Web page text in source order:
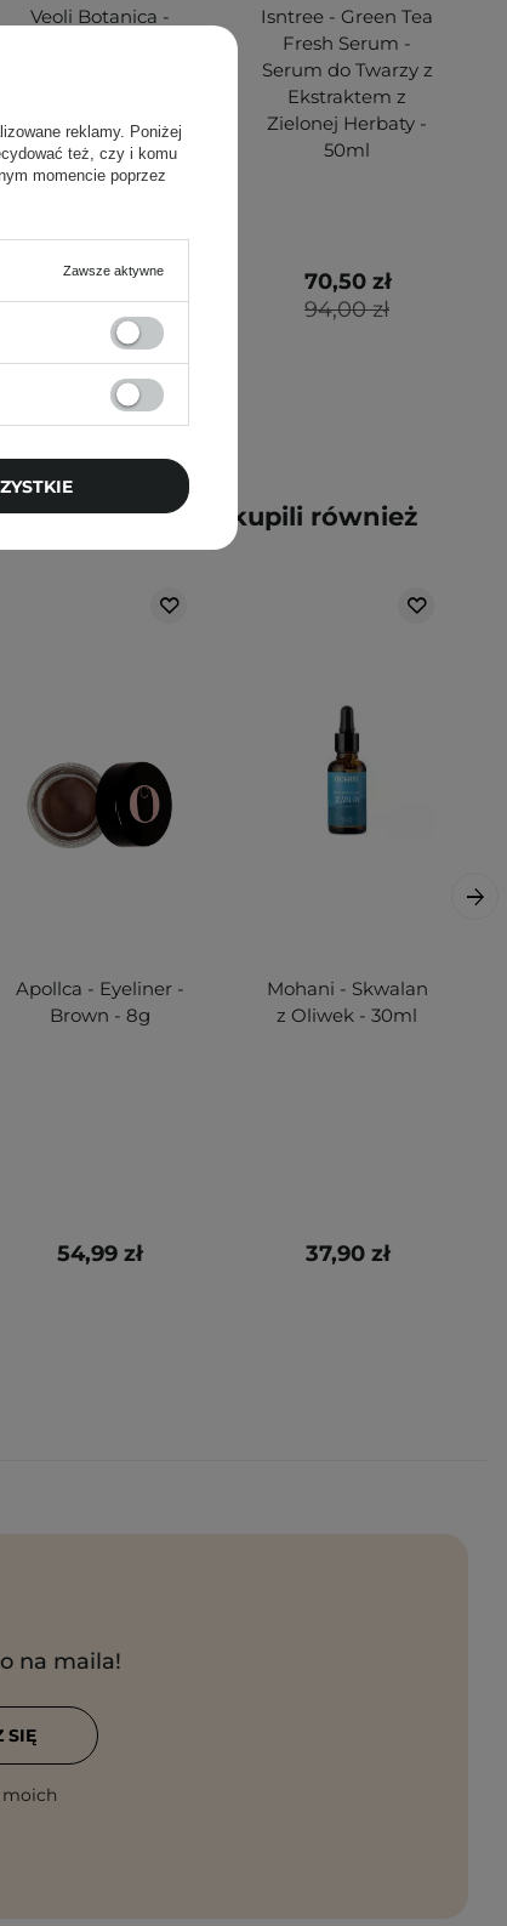
Veoli Botanica -
Krem Kolący do
Twarzy - 75ml
99,00 zł
Isntree - Green Tea
Fresh Serum -
Serum do Twarzy z
Ekstraktem z
Zielonej Herbaty -
50ml
94,00 zł
70,50 zł
ten produkt, kupili również
Apollca - Eyeliner -
Brown - 8g
54,99 zł
Mohani - Skwalan
z Oliwek - 30ml
37,90 zł
na maila!
SIĘ
reklamy. Poniżej
też, czy i komu
momencie poprzez
Zawsze aktywne